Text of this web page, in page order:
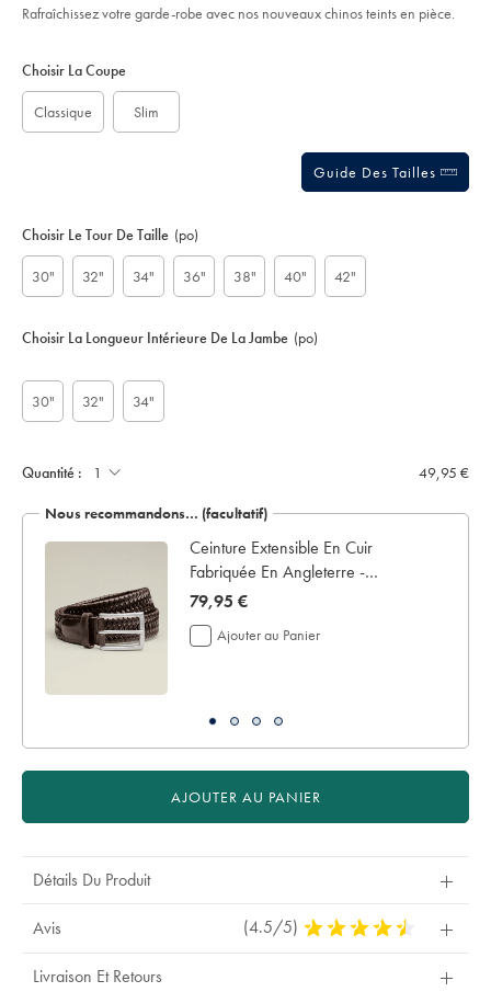
Rafraîchissez votre garde-robe avec nos nouveaux chinos teints en pièce.
Actions
cart
Choisir La Coupe
Classique Slim
Guide Des Tailles
Choisir Le Tour De Taille (po)
30" 32" 34" 36" 38" 40" 42"
Choisir La Longueur Intérieure De La Jambe (po)
30" 32" 34"
Quantité : 49,95 €
Nous recommandons… (facultatif)
Ceinture Extensible En Cuir
Fabriquée En Angleterre -
Chocolat foncé
now
79,95
€
79,95 €
Ajouter au Panier
AJOUTER AU PANIER
Détails Du Produit
Avis (4.5/5) 4,5
Livraison Et Retours